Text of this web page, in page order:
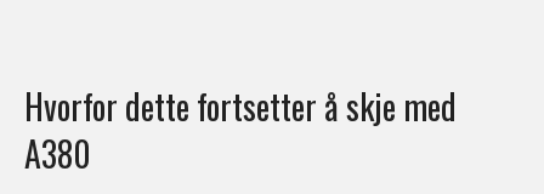
Hvorfor dette fortsetter å skje med
A380